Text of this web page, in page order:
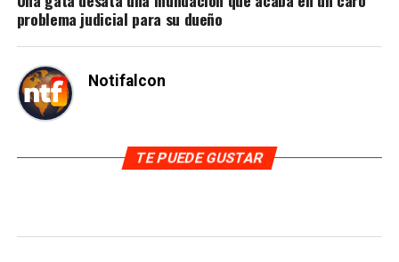
problema judicial para su dueño
Notifalcon
TE PUEDE GUSTAR